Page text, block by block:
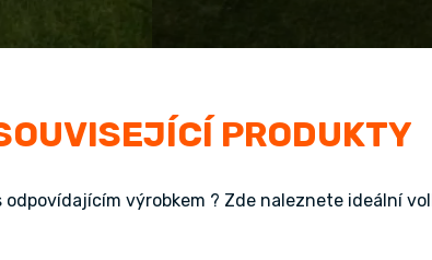
PRODUKTY
výrobkem ? Zde naleznete ideální